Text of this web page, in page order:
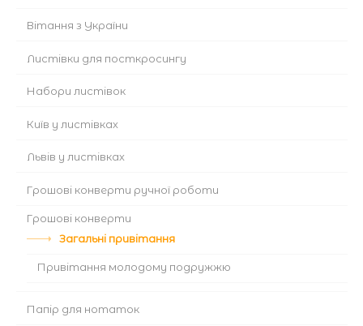
Вітання з України
Листівки для посткросингу
Набори листівок
Київ у листівках
Львів у листівках
Грошові конверти ручної роботи
Грошові конверти
Загальні привітання
Привітання молодому подружжю
Папір для нотаток